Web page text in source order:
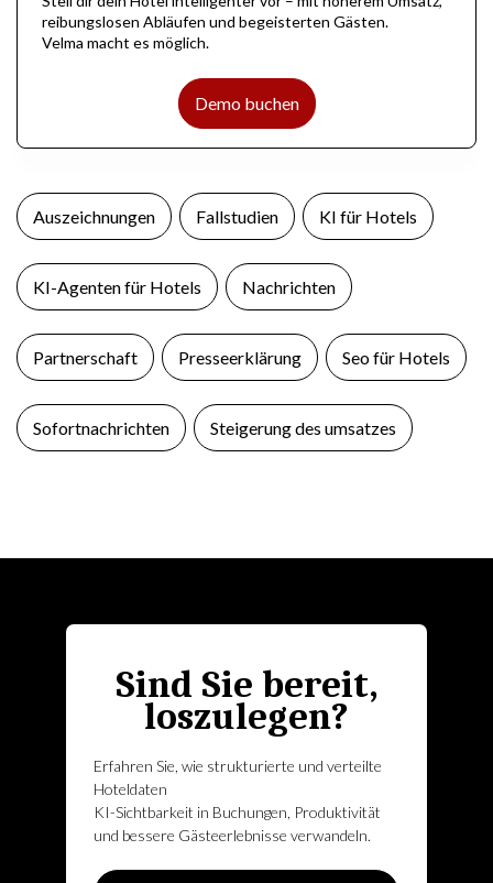
reibungslosen Abläufen und begeisterten Gästen.
Velma macht es möglich.
Demo buchen
Auszeichnungen Fallstudien KI für Hotels
KI-Agenten für Hotels Nachrichten
Partnerschaft Presseerklärung Seo für Hotels
Sofortnachrichten Steigerung des umsatzes
Sind Sie bereit,
loszulegen?
Erfahren Sie, wie strukturierte und verteilte
Hoteldaten
KI-Sichtbarkeit in Buchungen, Produktivität
und bessere Gästeerlebnisse verwandeln.